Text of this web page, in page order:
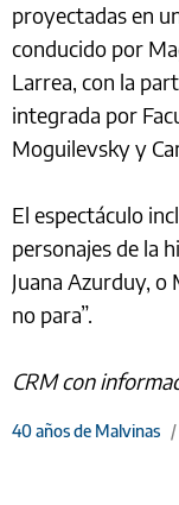
proyectadas en
conducido por
Larrea, con la
integrada por
Moguilevsky y
El espectáculo
personajes de la
Juana Azurduy, o
no para”.
CRM con
40 años de Malvinas /